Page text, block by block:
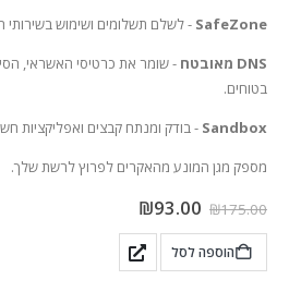
SafeZone - לשלם תשלומים ושימוש בשירותי
DNS מאובטח
- שומר את כרטיסי האשראי,
בטוחים.
Sandbox - בודק ומנתח קבצים ואפליקציות
מספק מגן המונע מהאקרים לפרוץ לרשת שלך.
₪175.00
₪93.00
הוספה לסל